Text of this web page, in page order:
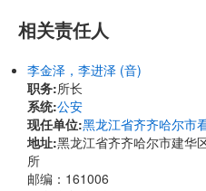
相关责任人
李金泽，李进泽 (音)
职务:所长
系统:公安
现任单位:黑龙江省齐齐哈尔市
地址:黑龙江省齐齐哈尔市建华
所
邮编：161006